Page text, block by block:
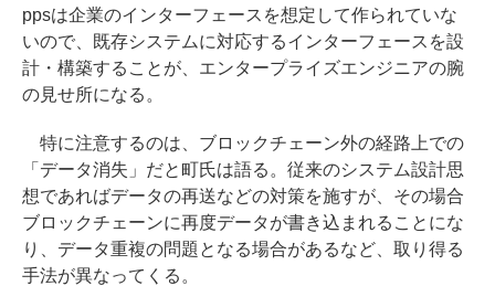
ppsは企業のインターフェースを想定して作られていな
いので、既存システムに対応するインターフェースを設
計・構築することが、エンタープライズエンジニアの腕
の見せ所になる。
特に注意するのは、ブロックチェーン外の経路上での
「データ消失」だと町氏は語る。従来のシステム設計思
想であればデータの再送などの対策を施すが、その場合
ブロックチェーンに再度データが書き込まれることにな
り、データ重複の問題となる場合があるなど、取り得る
手法が異なってくる。